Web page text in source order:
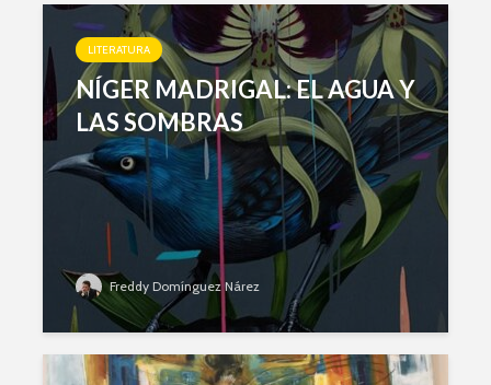
LITERATURA
NÍGER MADRIGAL: EL AGUA Y
LAS SOMBRAS
Freddy Domínguez Nárez